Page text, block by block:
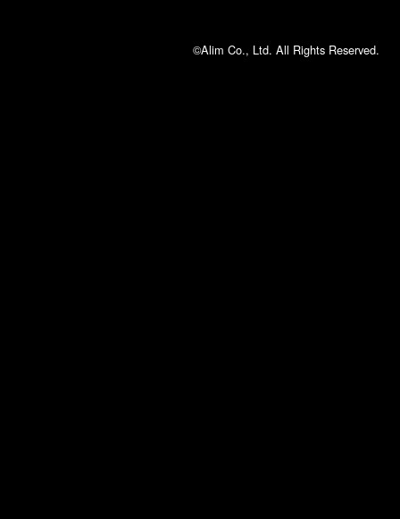
©Alim Co., Ltd. All Rights Reserved.